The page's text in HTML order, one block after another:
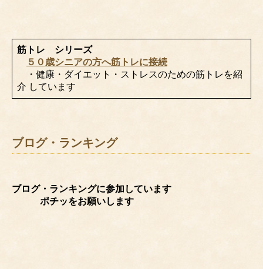
筋トレ シリーズ
５０歳シニアの方へ筋トレに接続
・健康・ダイエット・ストレスのための筋トレを紹
介 しています
ブログ・ランキング
ブログ・ランキングに参加しています
ポチッをお願いします